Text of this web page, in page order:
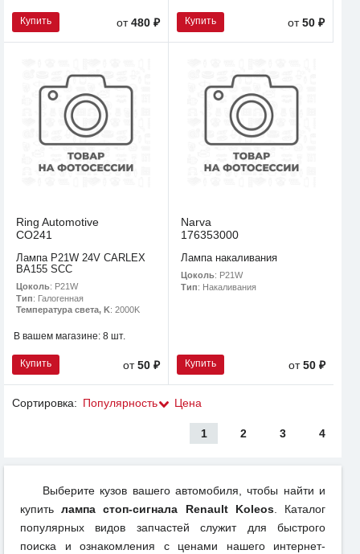
Купить от480 ₽ Купить от50 ₽
Ring Automotive
CO241
Лампа P21W 24V CARLEX
BA155 SCC
Цоколь: P21W
Тип: Галогенная
Температура света, K: 2000K
В вашем магазине: 8 шт.
Купить от50 ₽
Narva
176353000
Лампа накаливания
Цоколь: P21W
Тип: Накаливания
Купить от50 ₽
Сортировка: Популярность Цена
1 2 3 4
Выберите кузов вашего автомобиля, чтобы найти и
купитьлампа стоп-сигнала Renault Koleos. Каталог
популярных видов запчастей служит для быстрого
поиска и ознакомления с ценами нашего интернет-